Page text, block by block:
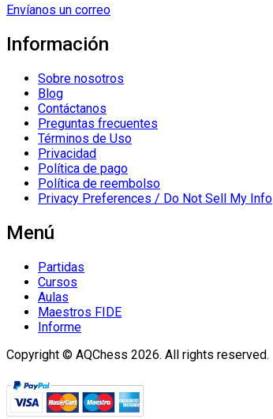
Envíanos un correo
Información
Sobre nosotros
Blog
Contáctanos
Preguntas frecuentes
Términos de Uso
Privacidad
Política de pago
Política de reembolso
Privacy Preferences / Do Not Sell My Info
Menú
Partidas
Cursos
Aulas
Maestros FIDE
Informe
Copyright © AQChess 2026. All rights reserved.